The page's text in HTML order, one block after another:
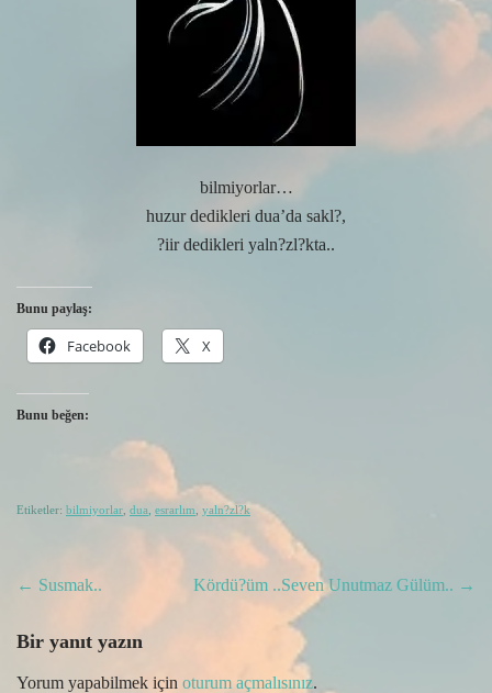
bilmiyorlar…
huzur dedikleri dua’da sakl?,
?iir dedikleri yaln?zl?kta..
Bunu paylaş:
Facebook X
Bunu beğen:
Etiketler: bilmiyorlar dua esrarlım yaln?zl?k
Post
navigation
← Susmak.. Kördü?üm ..Seven Unutmaz Gülüm.. →
Bir yanıt yazın
Yorum yapabilmek için oturum açmalısınız.